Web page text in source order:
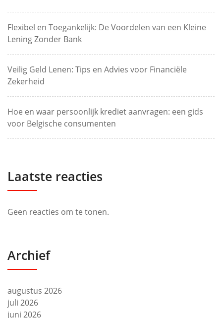
Flexibel en Toegankelijk: De Voordelen van een Kleine
Lening Zonder Bank
Veilig Geld Lenen: Tips en Advies voor Financiële
Zekerheid
Hoe en waar persoonlijk krediet aanvragen: een gids
voor Belgische consumenten
Laatste reacties
Geen reacties om te tonen.
Archief
augustus 2026
juli 2026
juni 2026